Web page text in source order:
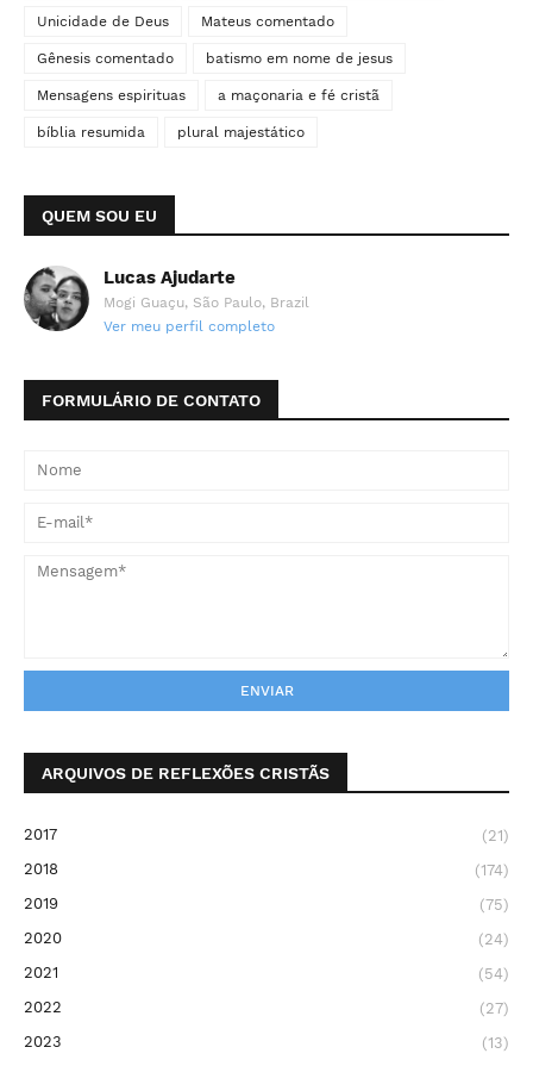
Unicidade de Deus Mateus comentado
Gênesis comentado batismo em nome de jesus
Mensagens espirituas a maçonaria e fé cristã
bíblia resumida plural majestático
QUEM SOU EU
Lucas Ajudarte
Mogi Guaçu, São Paulo, Brazil
Ver meu perfil completo
FORMULÁRIO DE CONTATO
ARQUIVOS DE REFLEXÕES CRISTÃS
2017
(21)
2018
(174)
2019
(75)
2020
(24)
2021
(54)
2022
(27)
2023
(13)